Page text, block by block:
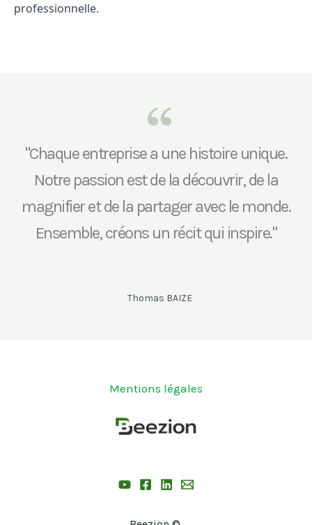
professionnelle.
"Chaque entreprise a une histoire unique.
Notre passion est de la découvrir, de la
magnifier et de la partager avec le monde.
Ensemble, créons un récit qui inspire."
Thomas BAIZE
Mentions légales